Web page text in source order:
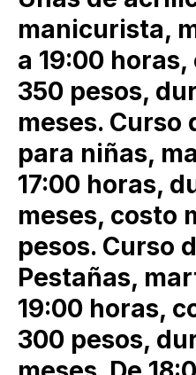
manicurista,
a 19:00
350 pesos,
meses. Curso
para niñas,
17:00 horas,
meses, costo
pesos. Curso
Pestañas,
19:00 horas,
300 pesos,